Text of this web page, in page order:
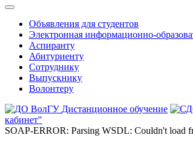
Объявления для студентов
Электронная информационно-
Аспиранту
Абитуриенту
Сотруднику
Выпускнику
Волонтеру
Дистанционное обучение
кабинет"
SOAP-ERROR: Parsing WSDL: Couldn't load